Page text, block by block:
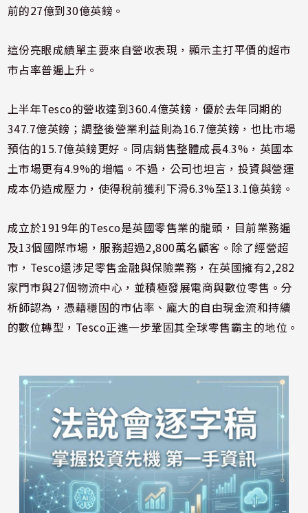
前的27億到30億英鎊。
這份亮眼成績單主要來自營收表現，顯示主打平價的超市
市占率普遍上升。
上半年Tesco的營收達到360.4億英鎊，優於去年同期的
347.7億英鎊；調整後營業利益則為16.7億英鎊，也比市場
預估的15.7億英鎊更好。同店銷售整體成長4.3%，英國本
土市場更有4.9%的增幅。不過，公司也坦言，投資與營運
成本仍造成壓力，使得稅前獲利下滑6.3%至13.1億英鎊。
成立於1919年的Tesco是英國零售業的龍頭，目前業務遍
及13個國際市場，服務超過2,800萬名顧客。除了經營超
市，Tesco還涉足零售金融與保險業務，在英國擁有2,282
家門市與27個物流中心，並積極發展電商與數位零售。分
析師認為，憑藉穩固的市佔率、龐大的自由現金流和持續
的數位轉型，Tesco正進一步鞏固其全球零售霸主的地位。